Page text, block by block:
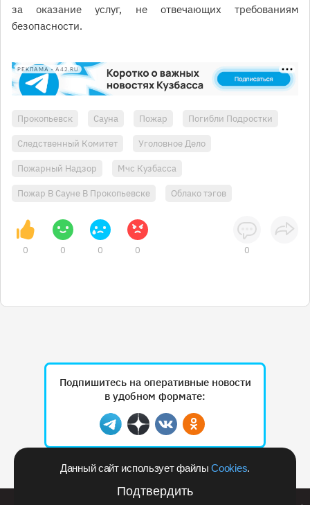
Данный сайт использует файлыCookies.
Подтвердить
за оказание услуг, не отвечающих требованиям
безопасности.
РЕКЛАМА • A42.RU
Прокопьевск Сауна Пожар Погибли Подростки
Следственный Комитет Уголовное Дело
Пожарный Надзор Мчс Кузбасса
Пожар В Сауне В Прокопьевске Облако тэгов
0 0 0 0 0
Подпишитесь на оперативные новости
в удобном формате:
Telegram
ДзенВконтактеОдноклассники
Рекламодателям
Билайн запустил в Кемеровской области акцию с